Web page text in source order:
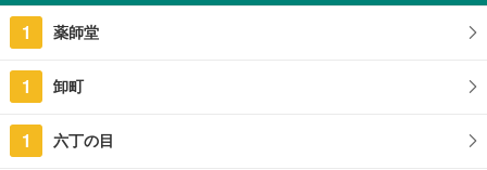
1 薬師堂
1 卸町
1 六丁の目